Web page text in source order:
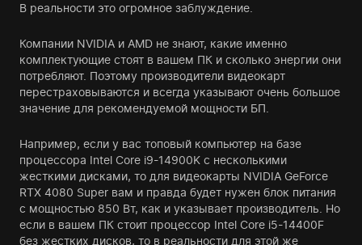
В реальности это огромное заблуждение.
Компании NVIDIA и AMD не знают, какие именно
комплектующие стоят в вашем ПК и сколько энергии они
потребляют. Поэтому производители видеокарт
перестраховываются и всегда указывают очень большое
значение для рекомендуемой мощности БП.
Например, если у вас топовый компьютер на базе
процессора Intel Core i9-14900K с несколькими
жесткими дисками, то для видеокарты NVIDIA GeForce
RTX 4080 Super вам и правда будет нужен блок питания
с мощностью 850 Вт, как и указывает производитель. Но
если в вашем ПК стоит процессор Intel Core i5-14400F
без жестких дисков, то в реальности для этой же